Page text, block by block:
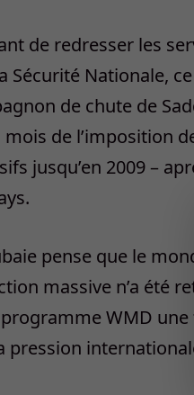
de redresser les
Sécurité Nationale,
de chute de
de l’imposition
jusqu’en 2009 –
pense que le
massive n’a été
WMD une
pression